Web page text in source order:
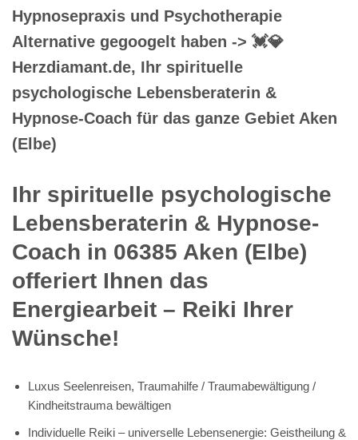
Hypnosepraxis und Psychotherapie
Alternative gegoogelt haben -> 💓️💎
Herzdiamant.de, Ihr spirituelle
psychologische Lebensberaterin &
Hypnose-Coach für das ganze Gebiet Aken
(Elbe)
Ihr spirituelle psychologische
Lebensberaterin & Hypnose-
Coach in 06385 Aken (Elbe)
offeriert Ihnen das
Energiearbeit – Reiki Ihrer
Wünsche!
Luxus Seelenreisen, Traumahilfe / Traumabewältigung /
Kindheitstrauma bewältigen
Individuelle Reiki – universelle Lebensenergie: Geistheilung &